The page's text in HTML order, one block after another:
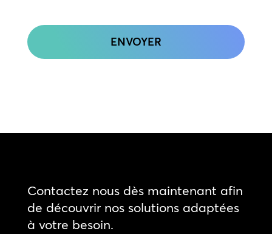
Contactez nous dès maintenant afin
de découvrir nos solutions adaptées
à votre besoin.